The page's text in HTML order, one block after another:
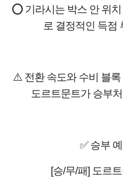
⭕ 기라시는 박스 안 위
로 결정적인 득점
⚠️ 전환 속도와 수비 블
도르트문트가 승부
✅ 승부
[승/무/패] 도르트